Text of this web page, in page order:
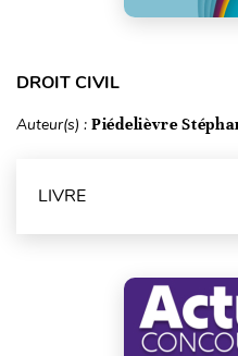
DROIT CIVIL
Auteur(s) : Piédelièvre
LIVRE